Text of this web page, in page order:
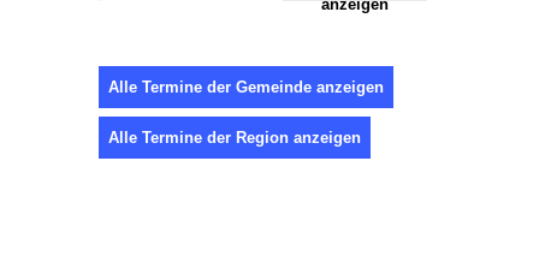
anzeigen
Alle Termine der Gemeinde anzeigen
Alle Termine der Region anzeigen